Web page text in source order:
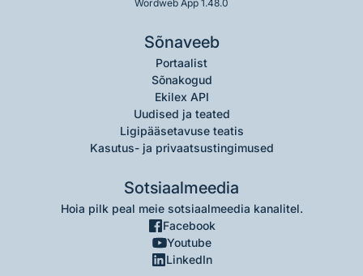
Wordweb App 1.48.0
Sõnaveeb
Portaalist
Sõnakogud
Ekilex API
Uudised ja teated
Ligipääsetavuse teatis
Kasutus- ja privaatsustingimused
Sotsiaalmeedia
Hoia pilk peal meie sotsiaalmeedia kanalitel.
Facebook
Youtube
LinkedIn